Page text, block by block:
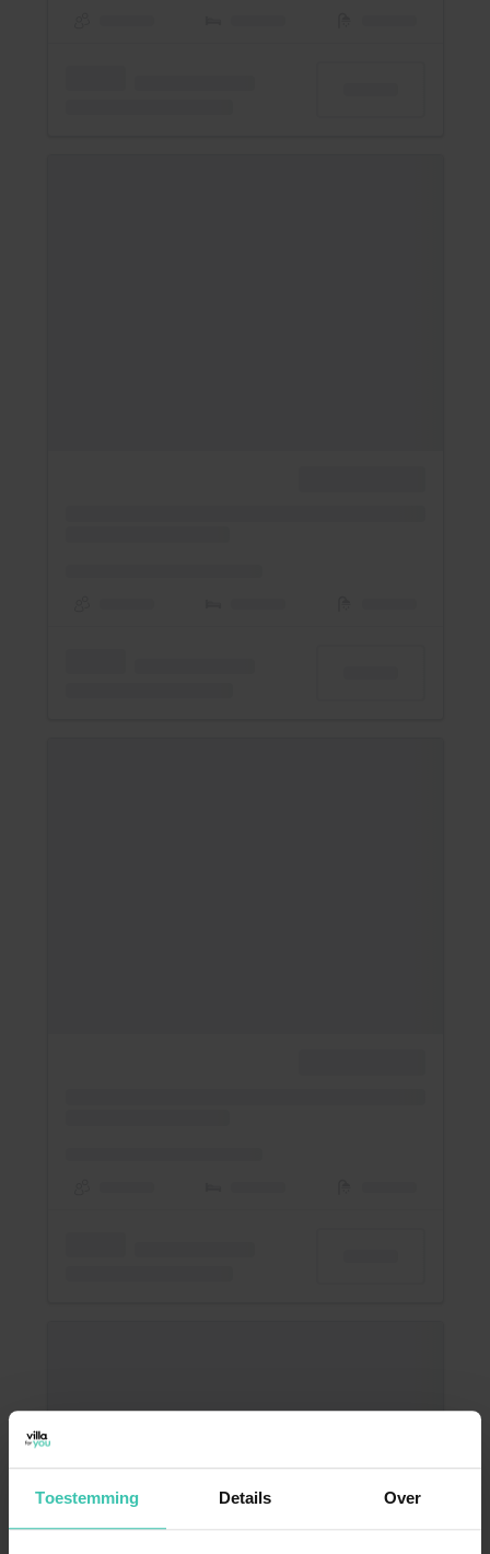
Toestemming Details Over